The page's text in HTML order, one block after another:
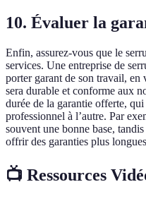
10. Évaluer la
Enfin, assurez-vous que le
services. Une entreprise de
porter garant de son travail, en
sera durable et conforme aux
durée de la garantie offerte,
professionnel à l’autre. Par
souvent une bonne base,
offrir des garanties plus
📺 Ressources